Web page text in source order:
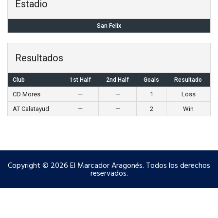
Estadio
San Felix
Resultados
Club 1st Half 2nd Half Goals Resultado
CD Mores — — 1
Loss
AT Calatayud
— — 2 Win
Copyright © 2026 El Marcador Aragonés. Todos los derechos
reservados.